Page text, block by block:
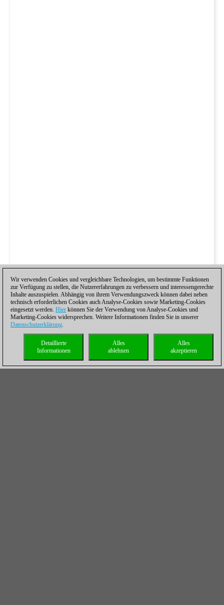
Wir verwenden Cookies und vergleichbare Technologien, um bestimmte Funktionen
zur Verfügung zu stellen, die Nutzererfahrungen zu verbessern und interessengerechte
Inhalte auszuspielen. Abhängig von ihrem Verwendungszweck können dabei neben
technisch erforderlichen Cookies auch Analyse-Cookies sowie Marketing-Cookies
eingesetzt werden. Hier können Sie der Verwendung von Analyse-Cookies und
Marketing-Cookies widersprechen. Weitere Informationen finden Sie in unserer
Datenschutzerklärung.
Alles
akzeptieren
Alles
ablehnen
Detaillierte
Informationen